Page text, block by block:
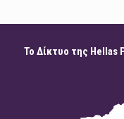
Το Δίκτυο της Hellas